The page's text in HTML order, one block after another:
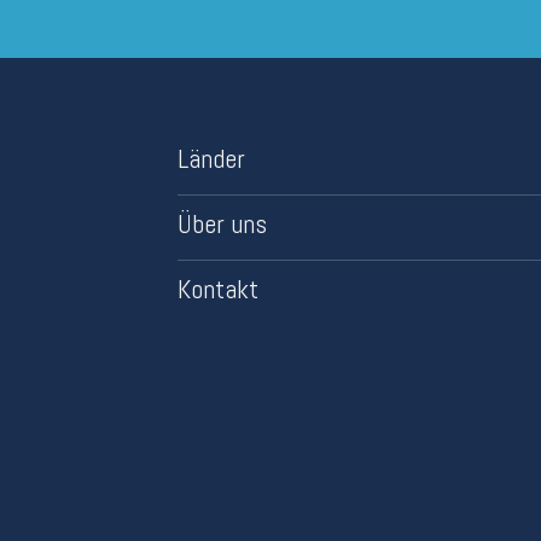
Länder
Über uns
Kontakt